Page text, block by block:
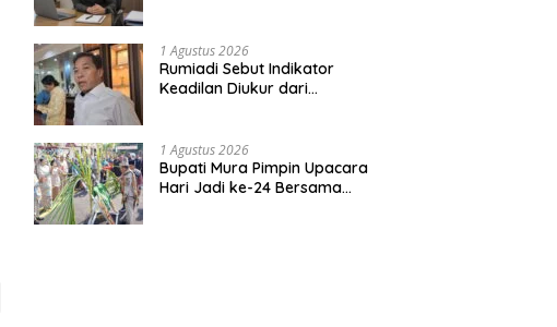
1 Agustus 2026
Rumiadi Sebut Indikator
Keadilan Diukur dari
1 Agustus 2026
Bupati Mura Pimpin Upacara
Hari Jadi ke-24 Bersama